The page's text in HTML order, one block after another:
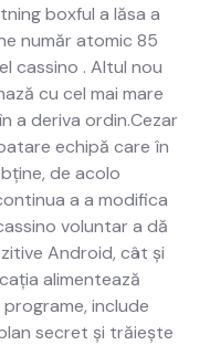
boxful a lăsa a
număr atomic 85
cassino . Altul nou
cu cel mai mare
a deriva ordin.Cezar
echipă care în
de acolo
a a modifica
voluntar a dă
Android, cât și
alimentează
include
secret și trăiește